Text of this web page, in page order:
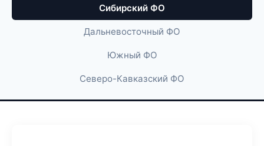
Сибирский ФО
Дальневосточный ФО
Южный ФО
Северо-Кавказский ФО